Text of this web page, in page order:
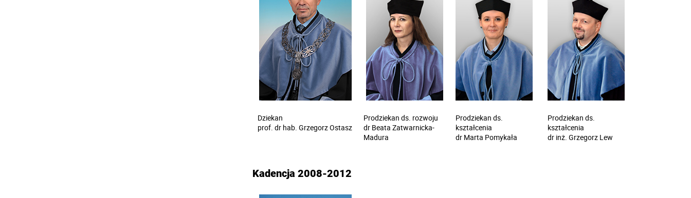
Dziekan
prof. dr hab. Grzegorz Ostasz
Prodziekan ds. rozwoju
dr Beata Zatwarnicka-
Madura
Prodziekan ds.
kształcenia
dr Marta Pomykała
Prodziekan ds.
kształcenia
dr inż. Grzegorz Lew
Kadencja 2008-2012